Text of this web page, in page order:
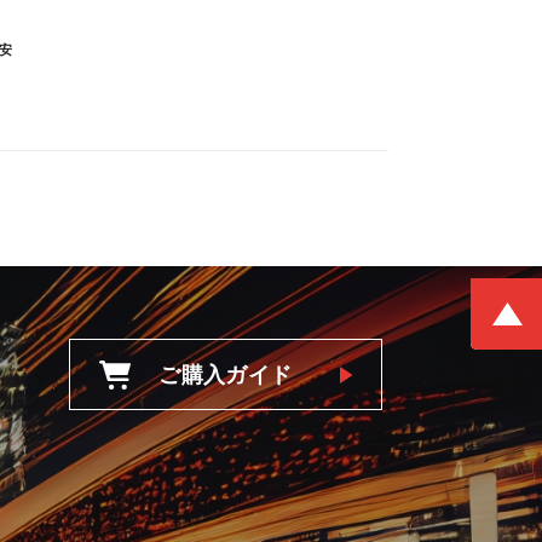
ご購入ガイド